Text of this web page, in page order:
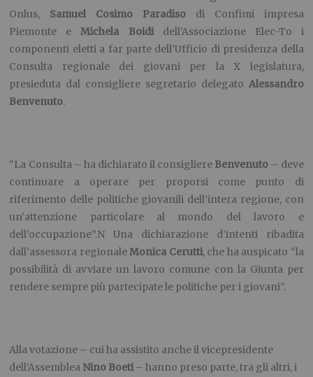
Onlus, Samuel Cosimo Paradiso di Confimi impresa
Piemonte eMichela Boidi dell’Associazione Elec-To i
componenti eletti a far parte dell’Ufficio di presidenza della
Consulta regionale dei giovani per la X legislatura,
presieduta dal consigliere segretario delegato Alessandro
Benvenuto.
“La Consulta – ha dichiarato il consigliere Benvenuto – deve
continuare a operare per proporsi come punto di
riferimento delle politiche giovanili dell’intera regione, con
un’attenzione particolare al mondo del lavoro e
dell’occupazione”.N Una dichiarazione d’intenti ribadita
dall’assessora regionaleMonica Cerutti, che ha auspicato “la
possibilità di avviare un lavoro comune con la Giunta per
rendere sempre più partecipate le politiche per i giovani”.
Alla votazione – cui ha assistito anche il vicepresidente
dell’Assemblea Nino Boeti– hanno preso parte, tra gli altri, i